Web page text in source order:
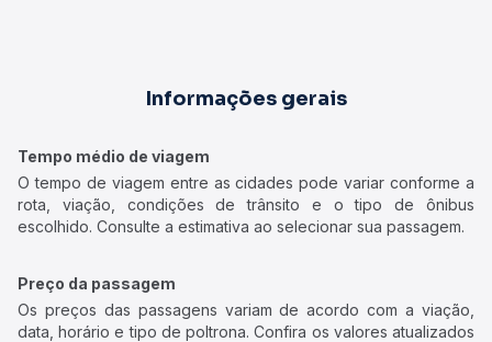
Informações gerais
Tempo médio de viagem
O tempo de viagem entre as cidades pode variar conforme a
rota, viação, condições de trânsito e o tipo de ônibus
escolhido. Consulte a estimativa ao selecionar sua passagem.
Preço da passagem
Os preços das passagens variam de acordo com a viação,
data, horário e tipo de poltrona. Confira os valores atualizados